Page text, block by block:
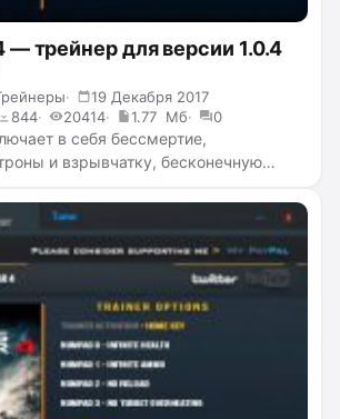
— трейнер для версии 1.0.4
19 Декабря 2017
844 20414 1.77 Мб 0
в себя бессмертие,
и взрывчатку, бесконечную
возможность установить и
(PP), суперскорость,
экзокостюма, ускорение и
а также телепортацию.